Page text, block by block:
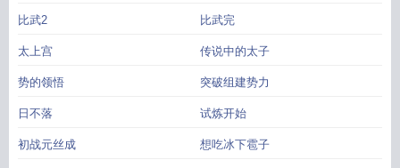
比武2 比武完
太上宫 传说中的太子
势的领悟 突破组建势力
日不落 试炼开始
初战元丝成 想吃冰下雹子